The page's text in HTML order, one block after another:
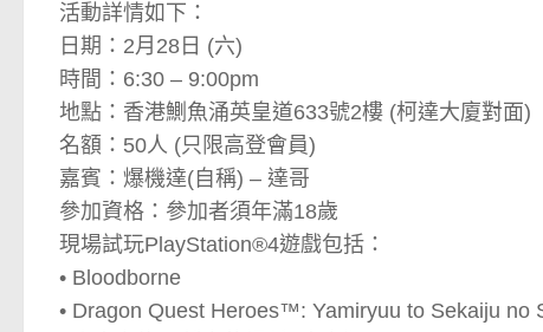
活動詳情如下：
日期：2月28日 (六)
時間：6:30 – 9:00pm
地點：香港鰂魚涌英皇道633號2樓 (柯達大廈對面)
名額：50人 (只限高登會員)
嘉賓：爆機達(自稱) – 達哥
參加資格：參加者須年滿18歲
現場試玩PlayStation®4遊戲包括：
• Bloodborne
• Dragon Quest Heroes™: Yamiryuu to Sekaiju no